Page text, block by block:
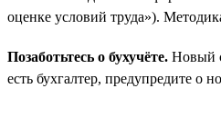
оценке условий труда»).
Позаботьтесь о бухучёте. Новый
есть бухгалтер, предупредите о